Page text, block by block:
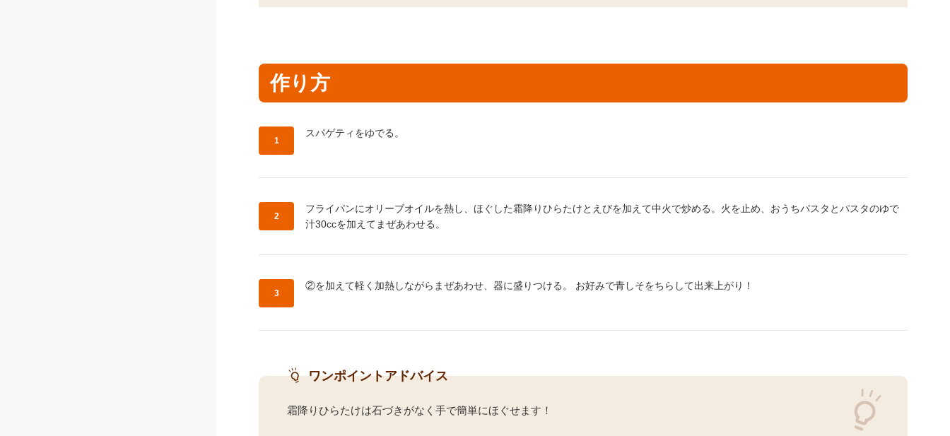
作り方
作り方1：
スパゲティをゆでる。
作り方2：
フライパンにオリーブオイルを熱し、ほぐした霜降りひらたけとえびを加えて中火で炒める。火を止め、おうちパスタとパスタのゆで
汁30ccを加えてまぜあわせる。
作り方3：
②を加えて軽く加熱しながらまぜあわせ、器に盛りつける。 お好みで青しそをちらして出来上がり！
ワンポイントアドバイス
霜降りひらたけは石づきがなく手で簡単にほぐせます！